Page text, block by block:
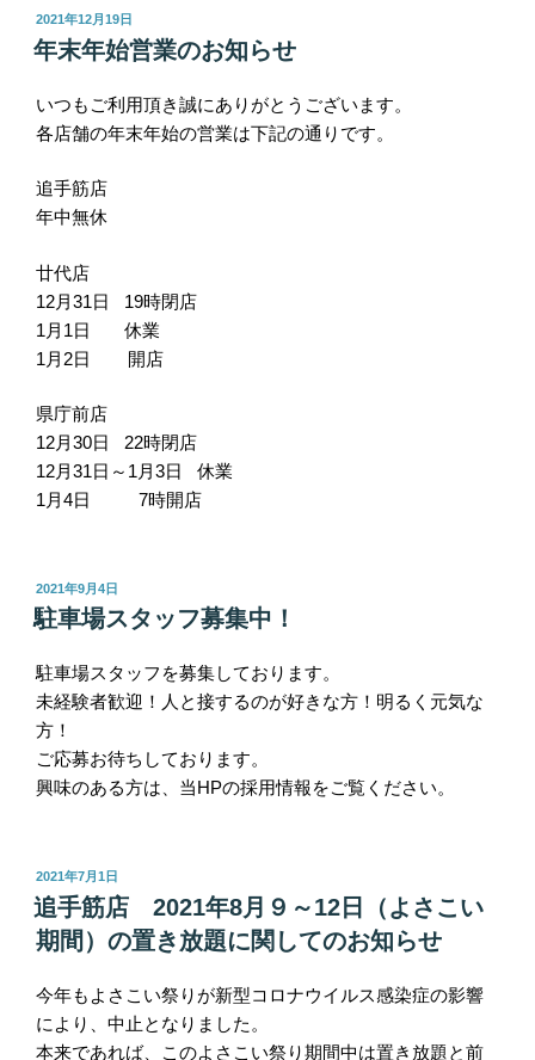
投
稿
日:
2021年12月19日
年末年始営業のお知らせ
いつもご利用頂き誠にありがとうございます。
各店舗の年末年始の営業は下記の通りです。
追手筋店
年中無休
廿代店
12月31日 19時閉店
1月1日 休業
1月2日 開店
県庁前店
12月30日 22時閉店
12月31日～1月3日 休業
1月4日 7時開店
投
稿
日:
2021年9月4日
駐車場スタッフ募集中！
駐車場スタッフを募集しております。
未経験者歓迎！人と接するのが好きな方！明るく元気な
方！
ご応募お待ちしております。
興味のある方は、当HPの採用情報をご覧ください。
投
稿
日:
2021年7月1日
追手筋店 2021年8月９～12日（よさこい
期間）の置き放題に関してのお知らせ
今年も よさこい祭りが新型コロナウイルス感染症の影響
により、中止となりました。
本来であれば、このよさこい祭り期間中は置き放題と前